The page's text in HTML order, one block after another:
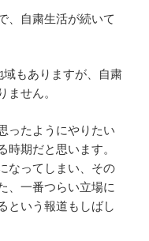
、自粛生活が続いて
もありますが、自粛
ません。
ったようにやりたい
時期だと思います。
なってしまい、その
、一番つらい立場に
という報道もしばし